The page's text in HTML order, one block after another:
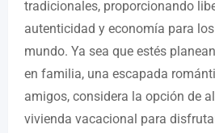
tradicionales, proporcionando
autenticidad y economía para
mundo. Ya sea que estés
en familia, una escapada
amigos, considera la opción de
vivienda vacacional para